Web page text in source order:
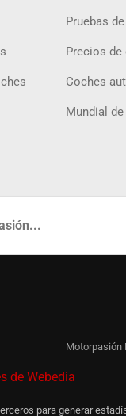
Pruebas
Precios de
Coches
Mundial
Motorpasión
de Webedia
para generar